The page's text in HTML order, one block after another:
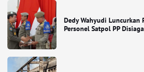
Dedy Wahyudi Luncurkan
Personel Satpol PP